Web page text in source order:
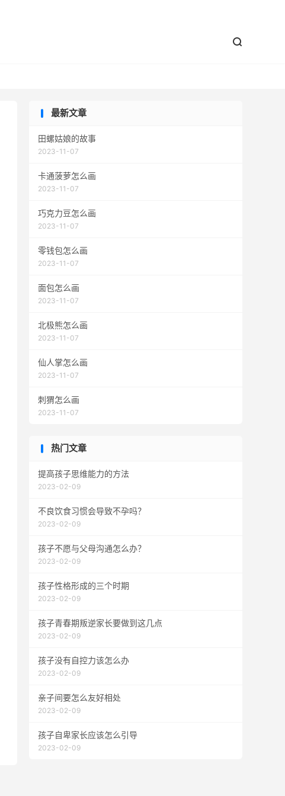

最新文章
田螺姑娘的故事
2023-11-07
卡通菠萝怎么画
2023-11-07
巧克力豆怎么画
2023-11-07
零钱包怎么画
2023-11-07
面包怎么画
2023-11-07
北极熊怎么画
2023-11-07
仙人掌怎么画
2023-11-07
刺猬怎么画
2023-11-07
热门文章
提高孩子思维能力的方法
2023-02-09
不良饮食习惯会导致不孕吗？
2023-02-09
孩子不愿与父母沟通怎么办？
2023-02-09
孩子性格形成的三个时期
2023-02-09
孩子青春期叛逆家长要做到这几点
2023-02-09
孩子没有自控力该怎么办
2023-02-09
亲子间要怎么友好相处
2023-02-09
孩子自卑家长应该怎么引导
2023-02-09